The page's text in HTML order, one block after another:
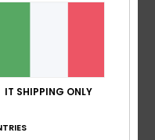
IT SHIPPING ONLY